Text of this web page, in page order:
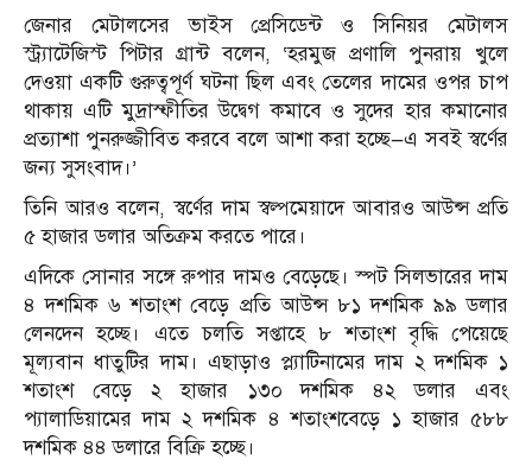
জেনার মেটালসের ভাইস প্রেসিডেন্ট ও সিনিয়র মেটালস
স্ট্র্যাটেজিস্ট পিটার গ্রান্ট বলেন, ‘হরমুজ প্রণালি পুনরায় খুলে
দেওয়া একটি গুরুত্বপূর্ণ ঘটনা ছিল এবং তেলের দামের ওপর চাপ
থাকায় এটি মুদ্রাস্ফীতির উদ্বেগ কমাবে ও সুদের হার কমানোর
প্রত্যাশা পুনরুজ্জীবিত করবে বলে আশা করা হচ্ছে—এ সবই স্বর্ণের
জন্য সুসংবাদ।’
তিনি আরও বলেন, স্বর্ণের দাম স্বল্পমেয়াদে আবারও আউন্স প্রতি
৫ হাজার ডলার অতিক্রম করতে পারে।
এদিকে সোনার সঙ্গে রুপার দামও বেড়েছে। স্পট সিলভারের দাম
৪ দশমিক ৬ শতাংশ বেড়ে প্রতি আউন্স ৮১ দশমিক ৯৯ ডলার
লেনদেন হচ্ছে। এতে চলতি সপ্তাহে ৮ শতাংশ বৃদ্ধি পেয়েছে
মূল্যবান ধাতুটির দাম। এছাড়াও প্ল্যাটিনামের দাম ২ দশমিক ১
শতাংশ বেড়ে ২ হাজার ১৩০ দশমিক ৪২ ডলার এবং
প্যালাডিয়ামের দাম ২ দশমিক ৪ শতাংশবেড়ে ১ হাজার ৫৮৮
দশমিক ৪৪ ডলারে বিক্রি হচ্ছে।